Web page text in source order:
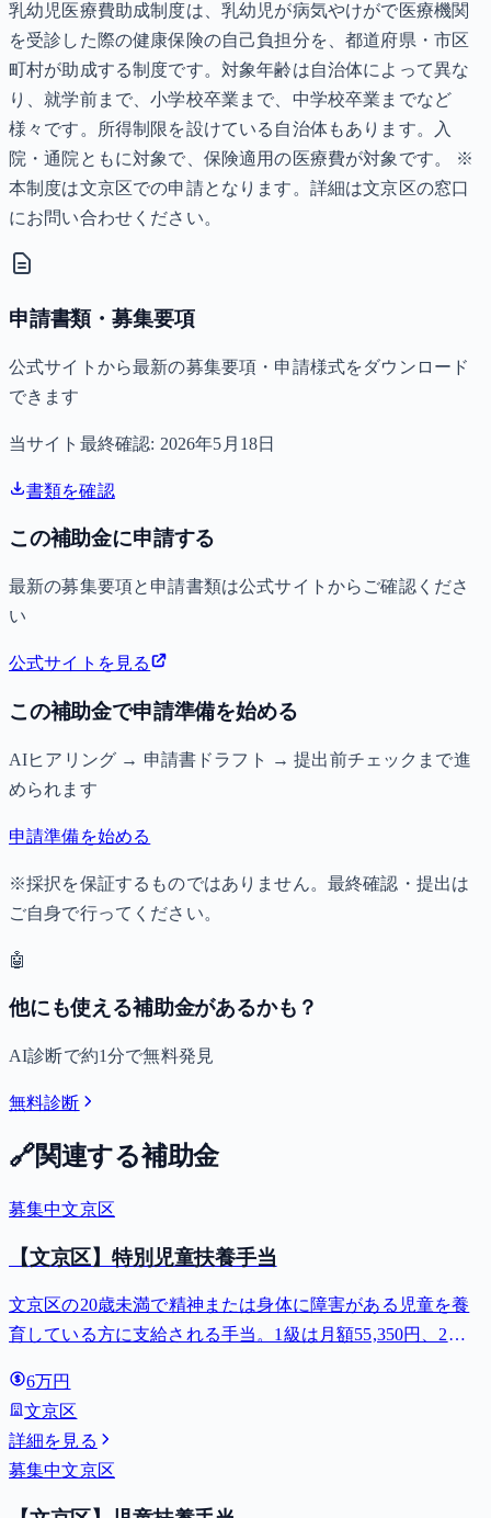
乳幼児医療費助成制度は、乳幼児が病気やけがで医療機関
を受診した際の健康保険の自己負担分を、都道府県・市区
町村が助成する制度です。対象年齢は自治体によって異な
り、就学前まで、小学校卒業まで、中学校卒業までなど
様々です。所得制限を設けている自治体もあります。入
院・通院ともに対象で、保険適用の医療費が対象です。 ※
本制度は文京区での申請となります。詳細は文京区の窓口
にお問い合わせください。
申請書類・募集要項
公式サイトから最新の募集要項・申請様式をダウンロード
できます
当サイト最終確認: 2026年5月18日
書類を確認
この補助金に申請する
最新の募集要項と申請書類は公式サイトからご確認くださ
い
公式サイトを見る
この補助金で申請準備を始める
AIヒアリング → 申請書ドラフト → 提出前チェックまで進
められます
申請準備を始める
※採択を保証するものではありません。最終確認・提出は
ご自身で行ってください。
🤖
他にも使える補助金があるかも？
AI診断で約1分で無料発見
無料診断
🔗関連する補助金
募集中文京区
【文京区】特別児童扶養手当
文京区の20歳未満で精神または身体に障害がある児童を養
育している方に支給される手当。1級は月額55,350円、2級
6万円
文京区
詳細を見る
募集中文京区